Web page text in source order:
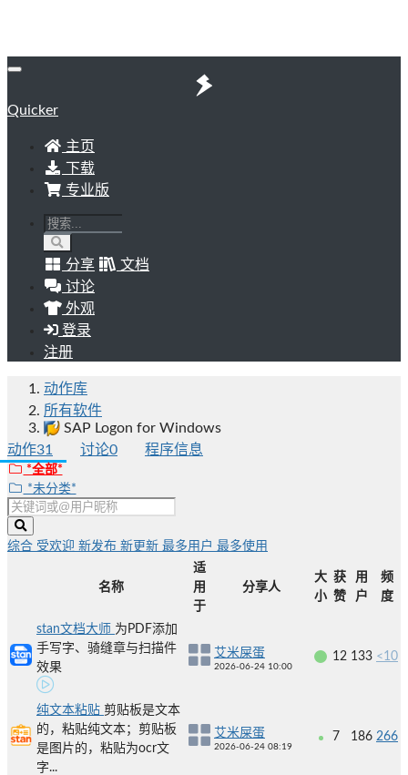
Quicker
主页
下载
专业版
分享
文档
讨论
外观
登录
注册
动作库
所有软件
SAP Logon for Windows
动作31 讨论0 程序信息
*全部*
*未分类*
综合 受欢迎 新发布 新更新 最多用户 最多使用
名称
适
用
于
分享人
大
小
获
赞
用
户
频
度
stan文档大师 为PDF添加
手写字、骑缝章与扫描件
效果
艾米屎蛋
2026-06-24 10:00
12 133 <10
纯文本粘贴 剪贴板是文本
的，粘贴纯文本；剪贴板
是图片的，粘贴为ocr文
字...
艾米屎蛋
2026-06-24 08:19
7 186 266